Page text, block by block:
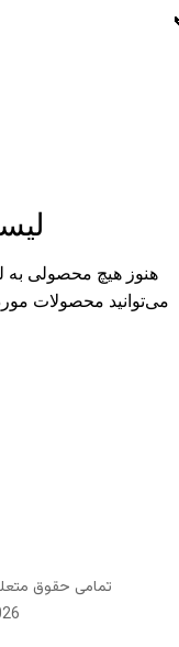
هنوز هیچ محصولی
می‌توانید محصولات
تمامی حقوق